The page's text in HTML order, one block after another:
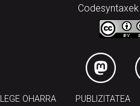
LEGE OHARRA PUBLIZITATEA